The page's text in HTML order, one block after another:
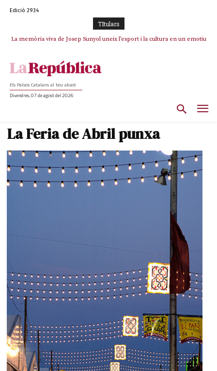
Edició 2934
TItulars
La memòria viva de Josep Sunyol uneix l’esport i la cultura en un emotiu
La “dignitat” a mitges de Marc Puigtió: renuncia a Girona pels àudios però
Els Països Catalans al teu abast
Divendres, 07 de agost del 2026
La Feria de Abril punxa